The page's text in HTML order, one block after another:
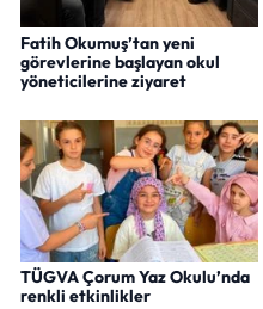
Fatih Okumuş’tan yeni
görevlerine başlayan okul
yöneticilerine ziyaret
TÜGVA Çorum Yaz Okulu’nda
renkli etkinlikler